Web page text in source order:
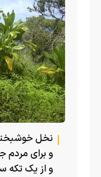
نخل
و برای مردم
و از یک تکه